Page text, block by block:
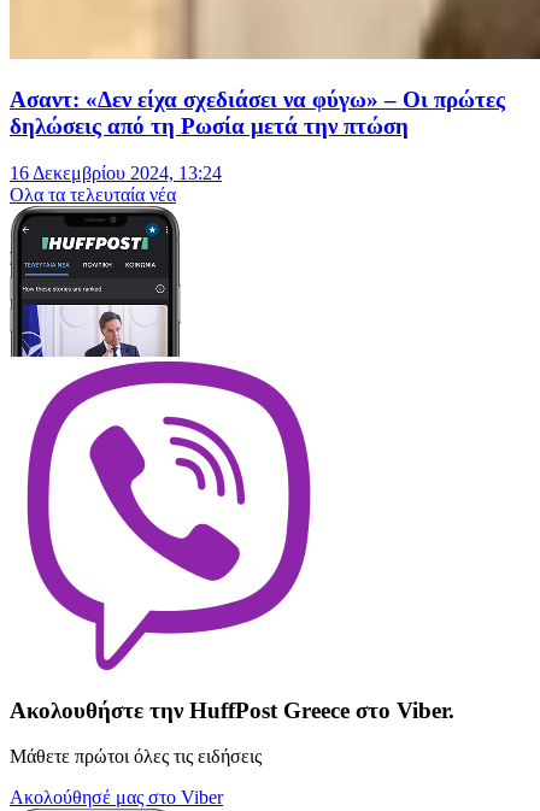
Ασαντ: «Δεν είχα σχεδιάσει να φύγω» – Οι πρώτες
δηλώσεις από τη Ρωσία μετά την πτώση
16 Δεκεμβρίου 2024, 13:24
Oλα τα τελευταία νέα
Ακολουθήστε την HuffPost Greece στο Viber.
Μάθετε πρώτοι όλες τις ειδήσεις
Ακολούθησέ μας στο Viber